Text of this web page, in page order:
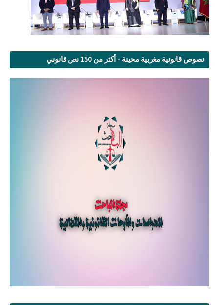
نصوص قانونية مغربية محينة - أكثر من 150 نص قانوني